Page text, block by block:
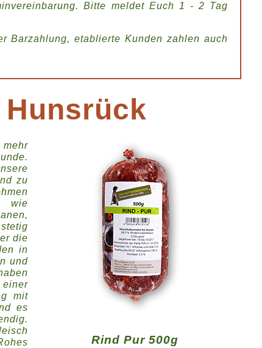
Bitte meldet Euch 1 - 2 Tag
Barzahlung, etablierte Kunden zahlen auch
Hunsrück
Rind Pur 500g
mehr
zu
wie
die
in
und
einer
mit
es